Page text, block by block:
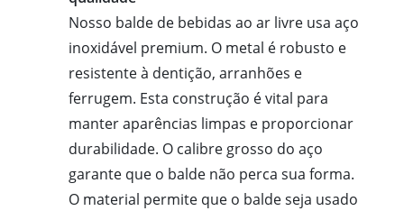
Nosso balde de bebidas ao ar livre usa aço
inoxidável premium. O metal é robusto e
resistente à dentição, arranhões e
ferrugem. Esta construção é vital para
manter aparências limpas e proporcionar
durabilidade. O calibre grosso do aço
garante que o balde não perca sua forma.
O material permite que o balde seja usado